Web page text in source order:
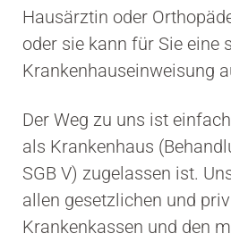
Hausärztin oder
oder sie kann für Sie eine
Krankenhauseinweisung
Der Weg zu uns ist
als Krankenhaus
SGB V) zugelassen ist.
allen gesetzlichen und
Krankenkassen und den